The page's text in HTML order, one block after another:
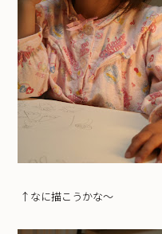
↑なに描こうかな～